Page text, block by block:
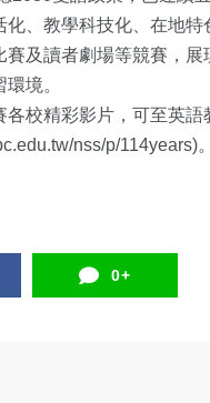
化、教學科技化、在地
及讀者劇場等競賽，
境。
校精彩影片，可至英語
nss/p/114years)
0+